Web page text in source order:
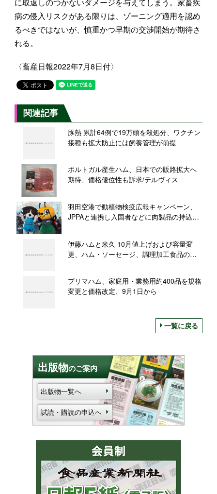
病の侵入リスクがある限りは、ゾーニング適用を認め
るべきではないが、慎重かつ早期の交渉開始が期待さ
れる。
〈畜産日報2022年7月8日付〉
関連記事
豚熱 累計64例で19万頭を殺処分、ワクチン
接種も拡大防止には飼養管理が前提
ポルトガル産生ハム、日本での販路拡大へ
期待、価格優位性も訴求/テルヴィス
羽田空港で動植物検疫広報キャンペーン、
JPPAと連携し入国者などに肉製品の持込禁
伊藤ハムと米久 10月値上げおよび容量変
更、ハム・ソーセージ、調理加工食品の一
プリマハム、家庭用・業務用約400品を規格
変更と価格改定、9月1日から
一覧に戻る
出版物のご案内
出版物一覧へ
試読・購読の申込へ